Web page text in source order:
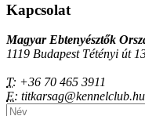
Kapcsolat
Magyar Ebtenyésztők
1119 Budapest Tétényi út
T: +36 70 465 3911
E: titkarsag@kennelclub.hu